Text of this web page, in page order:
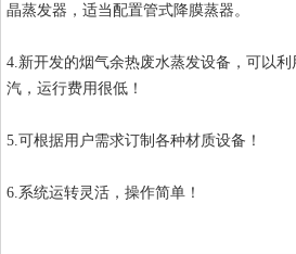
晶蒸发器，适当配置管式降膜蒸器。
4.新开发的烟气余热废水蒸发设备，可以
汽，运行费用很低！
5.可根据用户需求订制各种材质设备！
6.系统运转灵活，操作简单！